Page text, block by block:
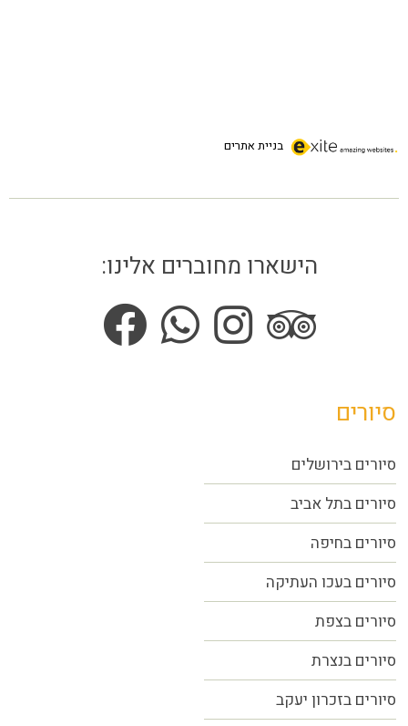
בניית אתרים
הישארו מחוברים אלינו:
סיורים
סיורים בירושלים
סיורים בתל אביב
סיורים בחיפה
סיורים בעכו העתיקה
סיורים בצפת
סיורים בנצרת
סיורים בזכרון יעקב